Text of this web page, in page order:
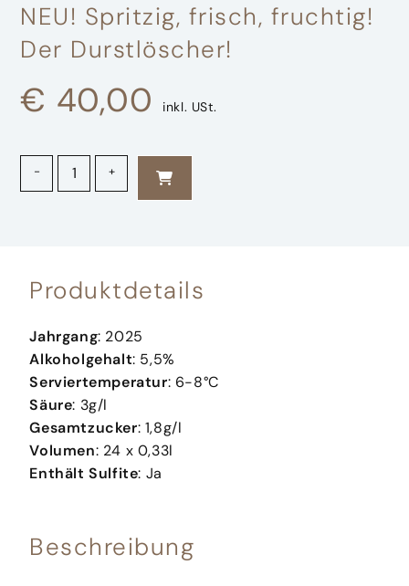
NEU! Spritzig, frisch, fruchtig!
Der Durstlöscher!
€ 40,00 inkl. USt.
Spritzer weiss Menge
- +
Produktdetails
Jahrgang: 2025
Alkoholgehalt: 5,5%
Serviertemperatur: 6-8°C
Säure: 3g/l
Gesamtzucker: 1,8g/l
Volumen: 24 x 0,33l
Enthält Sulfite: Ja
Beschreibung